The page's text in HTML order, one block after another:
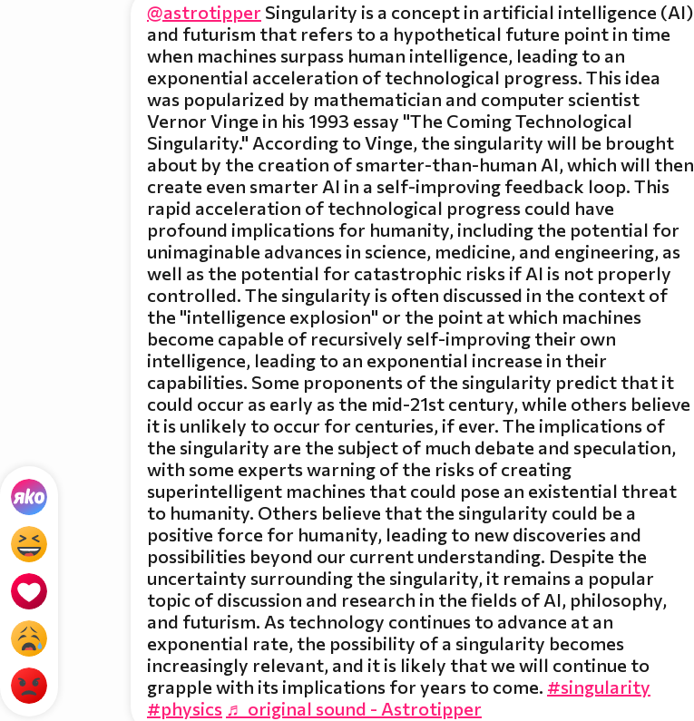
@astrotipper Singularity is a concept in artificial intelligence (AI)
and futurism that refers to a hypothetical future point in time
when machines surpass human intelligence, leading to an
exponential acceleration of technological progress. This idea
was popularized by mathematician and computer scientist
Vernor Vinge in his 1993 essay "The Coming Technological
Singularity." According to Vinge, the singularity will be brought
about by the creation of smarter-than-human AI, which will then
create even smarter AI in a self-improving feedback loop. This
rapid acceleration of technological progress could have
profound implications for humanity, including the potential for
unimaginable advances in science, medicine, and engineering, as
well as the potential for catastrophic risks if AI is not properly
controlled. The singularity is often discussed in the context of
the "intelligence explosion" or the point at which machines
become capable of recursively self-improving their own
intelligence, leading to an exponential increase in their
capabilities. Some proponents of the singularity predict that it
could occur as early as the mid-21st century, while others believe
it is unlikely to occur for centuries, if ever. The implications of
the singularity are the subject of much debate and speculation,
with some experts warning of the risks of creating
superintelligent machines that could pose an existential threat
to humanity. Others believe that the singularity could be a
positive force for humanity, leading to new discoveries and
possibilities beyond our current understanding. Despite the
uncertainty surrounding the singularity, it remains a popular
topic of discussion and research in the fields of AI, philosophy,
and futurism. As technology continues to advance at an
exponential rate, the possibility of a singularity becomes
increasingly relevant, and it is likely that we will continue to
grapple with its implications for years to come. #singularity
#physics ♬ original sound - Astrotipper